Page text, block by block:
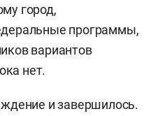
город,
программы,
вариантов
нет.
и завершилось.